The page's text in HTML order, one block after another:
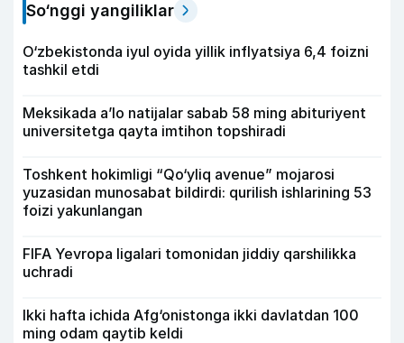
So‘nggi yangiliklar
O‘zbekistonda iyul oyida yillik inflyatsiya 6,4 foizni
tashkil etdi
Meksikada a’lo natijalar sabab 58 ming abituriyent
universitetga qayta imtihon topshiradi
Toshkent hokimligi “Qo‘yliq avenue” mojarosi
yuzasidan munosabat bildirdi: qurilish ishlarining 53
foizi yakunlangan
FIFA Yevropa ligalari tomonidan jiddiy qarshilikka
uchradi
Ikki hafta ichida Afg‘onistonga ikki davlatdan 100
ming odam qaytib keldi